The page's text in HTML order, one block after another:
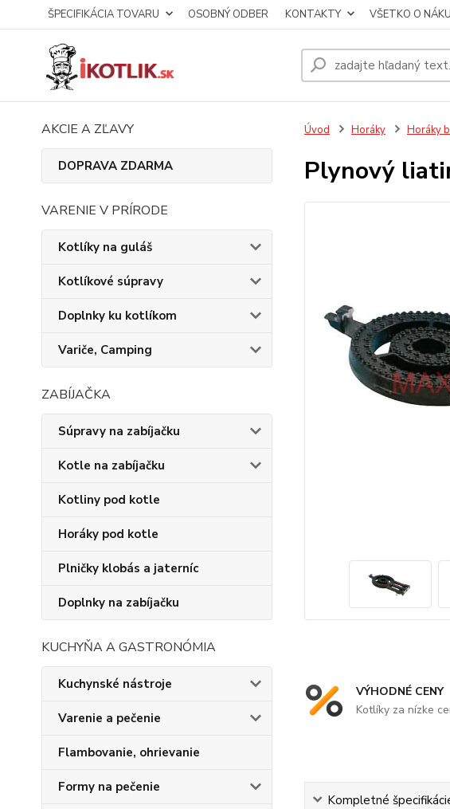
ŠPECIFIKÁCIA TOVARU OSOBNÝ ODBER KONTAKTY VŠETKO O
AKCIE A ZĽAVY
DOPRAVA ZDARMA
VARENIE V PRÍRODE
Kotlíky na guláš
Kotlíkové súpravy
Doplnky ku kotlíkom
Variče, Camping
ZABÍJAČKA
Súpravy na zabíjačku
Kotle na zabíjačku
Kotliny pod kotle
Horáky pod kotle
Plničky klobás a jaterníc
Doplnky na zabíjačku
KUCHYŇA A GASTRONÓMIA
Kuchynské nástroje
Varenie a pečenie
Flambovanie, ohrievanie
Formy na pečenie
Úvod Horáky Horáky
Plynový
VÝHODNÉ CENY
Kotlíky za nízke
Kompletné